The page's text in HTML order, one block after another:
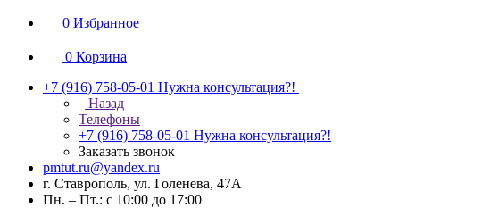
0 Избранное
0 Корзина
+7 (916) 758-05-01 Нужна консультация?!
Назад
Телефоны
+7 (916) 758-05-01 Нужна консультация?!
Заказать звонок
pmtut.ru@yandex.ru
г. Ставрополь, ул. Голенева, 47А
Пн. – Пт.: с 10:00 до 17:00